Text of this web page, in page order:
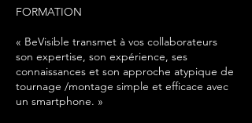
FORMATION
« BeVisible transmet à vos collaborateurs
son expertise, son expérience, ses
connaissances et son approche atypique de
tournage /montage simple et efficace avec
un smartphone. »